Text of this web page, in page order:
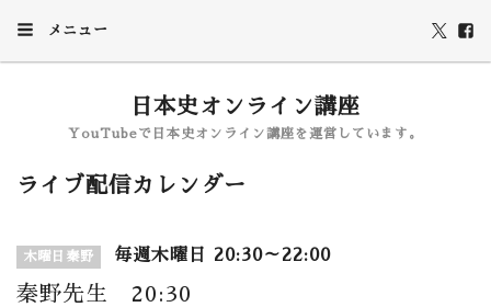
メニュー
日本史オンライン講座
YouTubeで日本史オンライン講座を運営しています。
ライブ配信カレンダー
木曜日秦野 毎週木曜日 20:30～22:00
秦野先生 20:30